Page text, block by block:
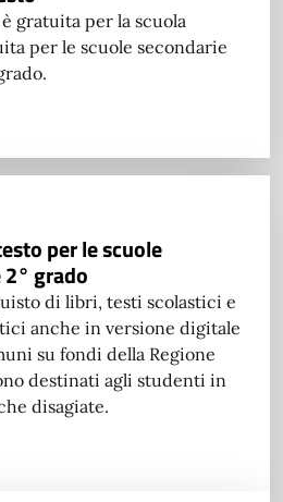
gratuita per la scuola
per le scuole secondarie
per le scuole
grado
di libri, testi scolastici e
anche in versione digitale
su fondi della Regione
destinati agli studenti in
disagiate.